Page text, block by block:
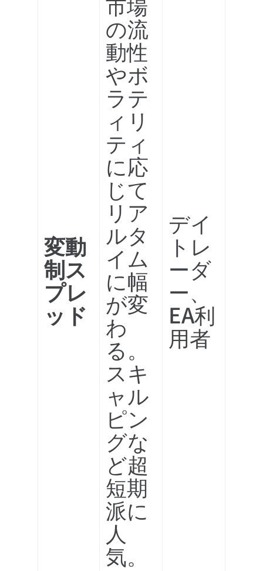
変動
制ス
プレ
ッド
の流
動性
やボ
ラテ
ィリ
ティ
に応
じて
リア
ルタ
イム
に幅
が変
わ
る。
スキ
ャル
ピン
グな
ど超
短期
派に
人
気。
デイ
トレ
ーダ
ー、
EA利
用者